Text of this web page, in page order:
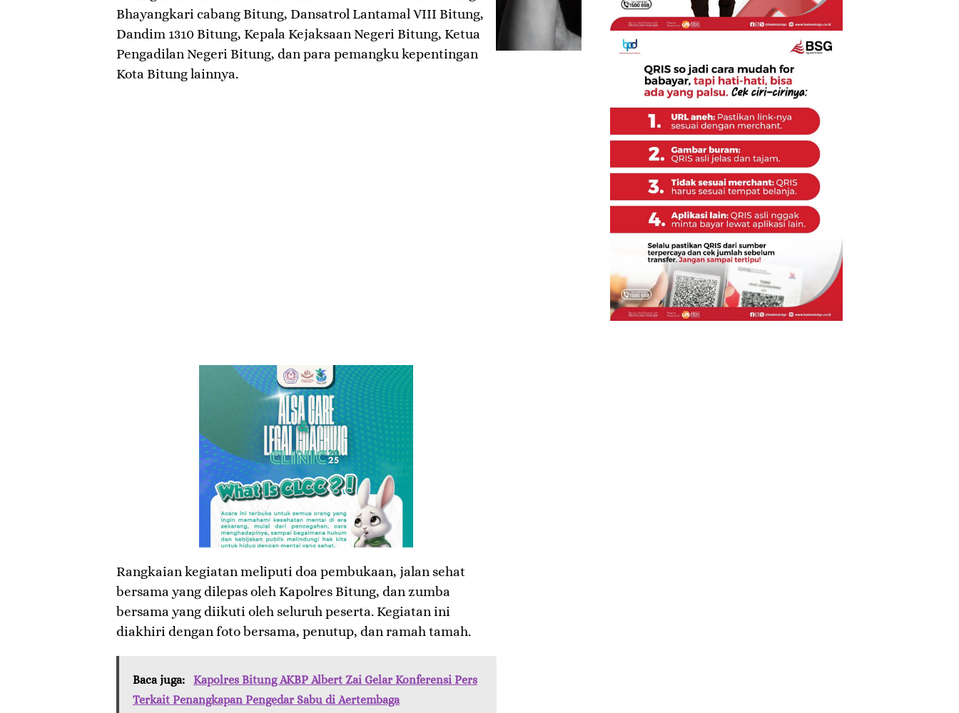
Bhayangkari cabang Bitung, Dansatrol Lantamal VIII Bitung,
Dandim 1310 Bitung, Kepala Kejaksaan Negeri Bitung, Ketua
Pengadilan Negeri Bitung, dan para pemangku kepentingan
Kota Bitung lainnya.
Rangkaian kegiatan meliputi doa pembukaan, jalan sehat
bersama yang dilepas oleh Kapolres Bitung, dan zumba
bersama yang diikuti oleh seluruh peserta. Kegiatan ini
diakhiri dengan foto bersama, penutup, dan ramah tamah.
Baca juga:
Kapolres Bitung AKBP Albert Zai Gelar Konferensi Pers
Terkait Penangkapan Pengedar Sabu di Aertembaga